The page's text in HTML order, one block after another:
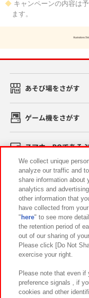
◆ キャンペーンの内容は
ます。
あそび場をさがす
ゲーム機をさがす
スマホ・PCであそぶ
イベント・キャンペ
関連会社 サ
プライバシーポリシー
お取引先さまと
カスタマーハラスメント対
We collect unique
analyze our traffic and
share information about
analytics and
other information that
have collected from
" here" to see more
the retention period of
out of our sharing of
Please click [Do Not
exercise your right.
Please note that even if
preference signals , if
cookies and other